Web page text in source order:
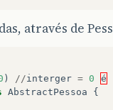
através de
) //interger = 0
é
AbstractPessoa {